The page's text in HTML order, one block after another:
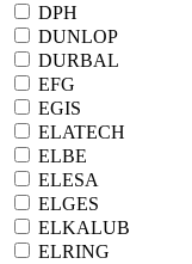
DPH
DUNLOP
DURBAL
EFG
EGIS
ELATECH
ELBE
ELESA
ELGES
ELKALUB
ELRING